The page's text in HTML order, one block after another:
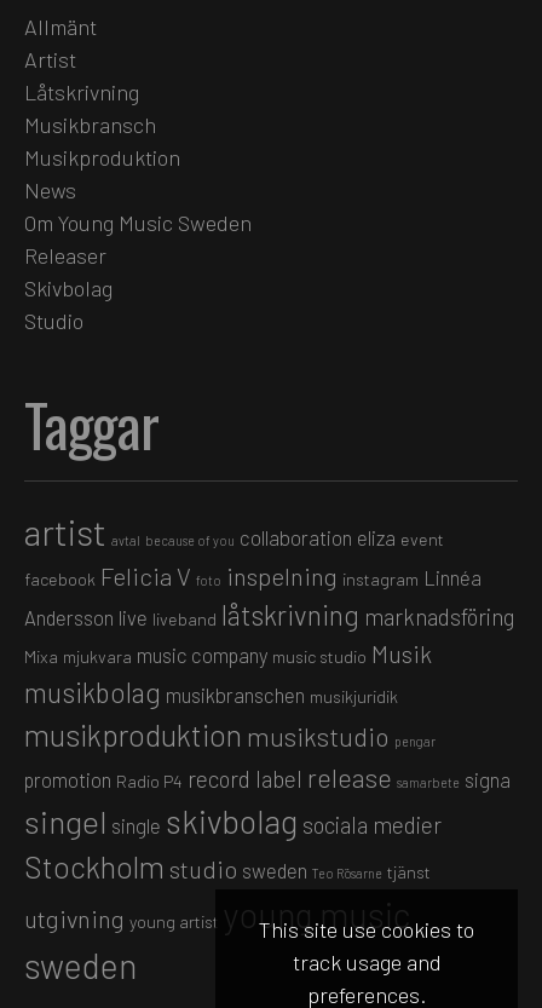
This site use cookies to
track usage and
preferences.
Allmänt
Artist
Låtskrivning
Musikbransch
Musikproduktion
News
Om Young Music Sweden
Releaser
Skivbolag
Studio
Taggar
artist avtal because of you collaboration eliza event
facebook Felicia V foto inspelning instagram Linnéa
Andersson live liveband låtskrivning marknadsföring
Mixa mjukvara music company music studio Musik
musikbolag musikbranschen musikjuridik
musikproduktion musikstudio pengar
promotion Radio P4 record label release samarbete signa
singel single skivbolag sociala medier
Stockholm studio sweden Teo Rösarne tjänst
utgivning young artist young music
sweden